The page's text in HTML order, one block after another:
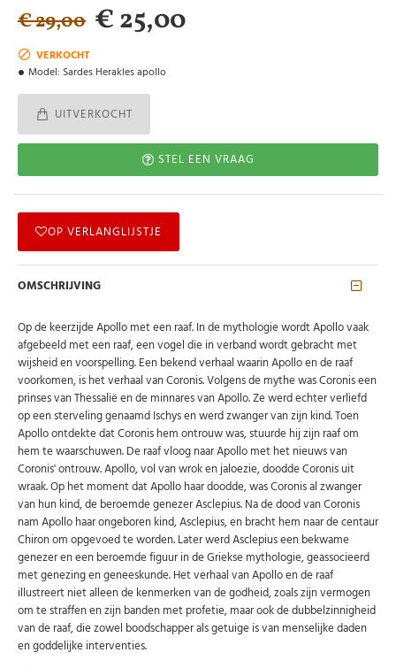
Abonneer u op onze nieuwsbrief
VERKOCHT
Model: Sardes Herakles apollo
€ 25,00
€ 29,00
UITVERKOCHT
STEL EEN VRAAG
OP VERLANGLIJSTJE
OMSCHRIJVING
Op de keerzijde Apollo met een raaf. In de mythologie wordt Apollo vaak
afgebeeld met een raaf, een vogel die in verband wordt gebracht met
wijsheid en voorspelling. Een bekend verhaal waarin Apollo en de raaf
voorkomen, is het verhaal van Coronis. Volgens de mythe was Coronis een
prinses van Thessalië en de minnares van Apollo. Ze werd echter verliefd
op een sterveling genaamd Ischys en werd zwanger van zijn kind. Toen
Apollo ontdekte dat Coronis hem ontrouw was, stuurde hij zijn raaf om
hem te waarschuwen. De raaf vloog naar Apollo met het nieuws van
Coronis' ontrouw. Apollo, vol van wrok en jaloezie, doodde Coronis uit
wraak. Op het moment dat Apollo haar doodde, was Coronis al zwanger
van hun kind, de beroemde genezer Asclepius. Na de dood van Coronis
nam Apollo haar ongeboren kind, Asclepius, en bracht hem naar de centaur
Chiron om opgevoed te worden. Later werd Asclepius een bekwame
genezer en een beroemde figuur in de Griekse mythologie, geassocieerd
met genezing en geneeskunde. Het verhaal van Apollo en de raaf
illustreert niet alleen de kenmerken van de godheid, zoals zijn vermogen
om te straffen en zijn banden met profetie, maar ook de dubbelzinnigheid
van de raaf, die zowel boodschapper als getuige is van menselijke daden
en goddelijke interventies.